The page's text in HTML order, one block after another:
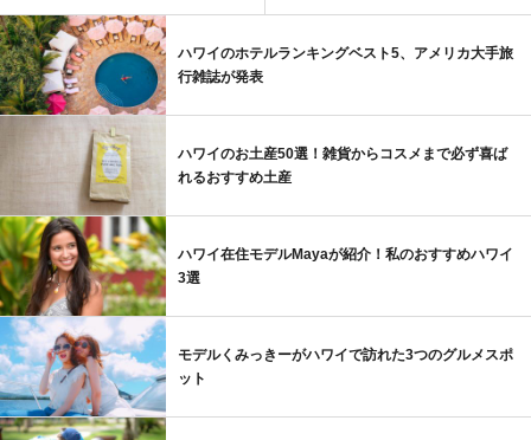
ハワイのホテルランキングベスト5、アメリカ大手旅
行雑誌が発表
ハワイのお土産50選！雑貨からコスメまで必ず喜ば
れるおすすめ土産
ハワイ在住モデルMayaが紹介！私のおすすめハワイ
3選
モデルくみっきーがハワイで訪れた3つのグルメスポ
ット